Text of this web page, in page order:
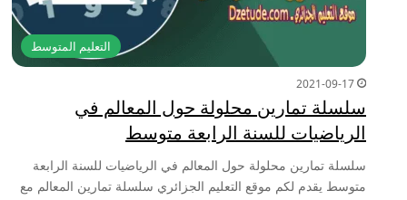
التعليم المتوسط
2021-09-17
سلسلة تمارين محلولة حول المعالم في
الرياضيات للسنة الرابعة متوسط
سلسلة تمارين محلولة حول المعالم في الرياضيات للسنة الرابعة
متوسط يقدم لكم موقع التعليم الجزائري سلسلة تمارين المعالم مع